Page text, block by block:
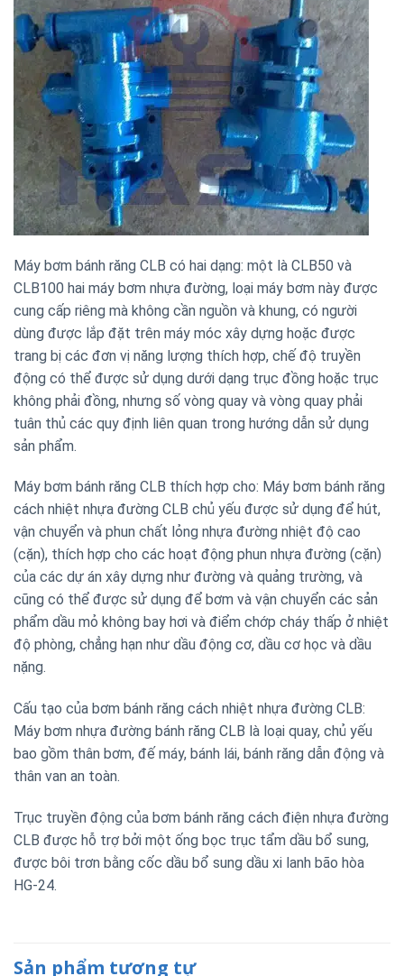
Máy bơm bánh răng CLB có hai dạng: một là CLB50 và
CLB100 hai máy bơm nhựa đường, loại máy bơm này được
cung cấp riêng mà không cần nguồn và khung, có người
dùng được lắp đặt trên máy móc xây dựng hoặc được
trang bị các đơn vị năng lượng thích hợp, chế độ truyền
động có thể được sử dụng dưới dạng trục đồng hoặc trục
không phải đồng, nhưng số vòng quay và vòng quay phải
tuân thủ các quy định liên quan trong hướng dẫn sử dụng
sản phẩm.
Máy bơm bánh răng CLB thích hợp cho: Máy bơm bánh răng
cách nhiệt nhựa đường CLB chủ yếu được sử dụng để hút,
vận chuyển và phun chất lỏng nhựa đường nhiệt độ cao
(cặn), thích hợp cho các hoạt động phun nhựa đường (cặn)
của các dự án xây dựng như đường và quảng trường, và
cũng có thể được sử dụng để bơm và vận chuyển các sản
phẩm dầu mỏ không bay hơi và điểm chớp cháy thấp ở nhiệt
độ phòng, chẳng hạn như dầu động cơ, dầu cơ học và dầu
nặng.
Cấu tạo của bơm bánh răng cách nhiệt nhựa đường CLB:
Máy bơm nhựa đường bánh răng CLB là loại quay, chủ yếu
bao gồm thân bơm, đế máy, bánh lái, bánh răng dẫn động và
thân van an toàn.
Trục truyền động của bơm bánh răng cách điện nhựa đường
CLB được hỗ trợ bởi một ống bọc trục tẩm dầu bổ sung,
được bôi trơn bằng cốc dầu bổ sung dầu xi lanh bão hòa
HG-24.
Sản phẩm tương tự